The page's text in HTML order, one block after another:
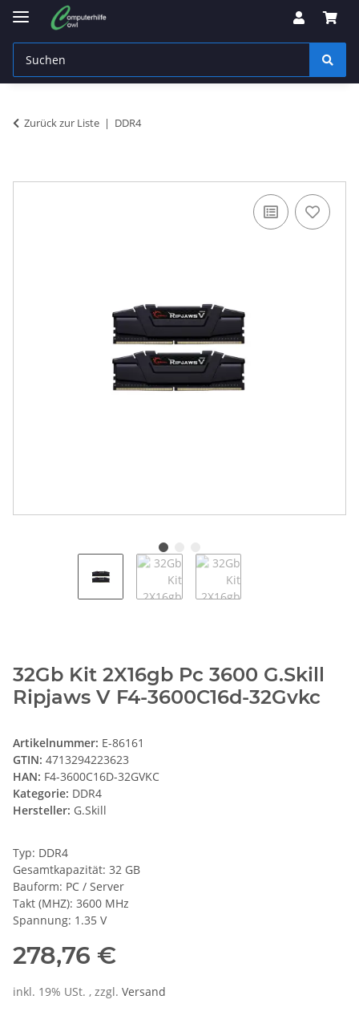
Zurück zur Liste DDR4
32Gb Kit 2X16gb Pc 3600 G.Skill
Ripjaws V F4-3600C16d-32Gvkc
Artikelnummer: E-86161
GTIN: 4713294223623
HAN: F4-3600C16D-32GVKC
Kategorie: DDR4
Hersteller: G.Skill
Typ: DDR4
Gesamtkapazität: 32 GB
Bauform: PC / Server
Takt (MHZ): 3600 MHz
Spannung: 1.35 V
278,76 €
inkl. 19% USt. , zzgl. Versand